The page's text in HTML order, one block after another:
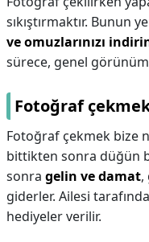
sıkıştırmaktır. Bunun
ve omuzlarınızı
sürece, genel
Fotoğraf
Fotoğraf çekmek bize
bittikten sonra düğün
sonra gelin ve damat,
giderler. Ailesi
hediyeler verilir.